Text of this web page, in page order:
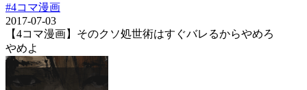
#4コマ漫画
2017-07-03
【4コマ漫画】そのクソ処世術はすぐバレるからやめろ
やめよ